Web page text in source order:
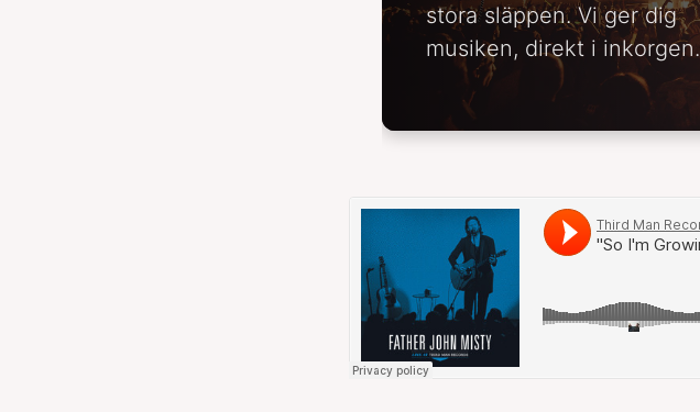
stora släppen. Vi ger dig
musiken, direkt i inkorgen.